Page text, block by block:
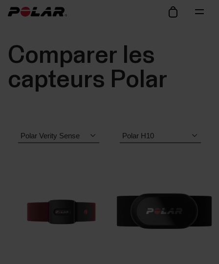
Comparer les
capteurs Polar